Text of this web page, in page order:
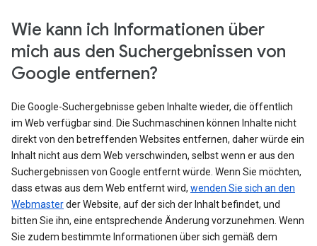
Wie kann ich Informationen über
mich aus den Suchergebnissen von
Google entfernen?
Die Google-Suchergebnisse geben Inhalte wieder, die öffentlich
im Web verfügbar sind. Die Suchmaschinen können Inhalte nicht
direkt von den betreffenden Websites entfernen, daher würde ein
Inhalt nicht aus dem Web verschwinden, selbst wenn er aus den
Suchergebnissen von Google entfernt würde. Wenn Sie möchten,
dass etwas aus dem Web entfernt wird, wenden Sie sich an den
Webmasterder Website, auf der sich der Inhalt befindet, und
bitten Sie ihn, eine entsprechende Änderung vorzunehmen. Wenn
Sie zudem bestimmte Informationen über sich gemäß dem